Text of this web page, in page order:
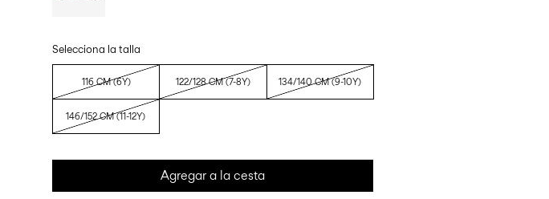
Selecciona la talla
116 CM (6Y) 122/128 CM (7-8Y) 134/140 CM (9-10Y)
146/152 CM (11-12Y)
Agregar a la cesta